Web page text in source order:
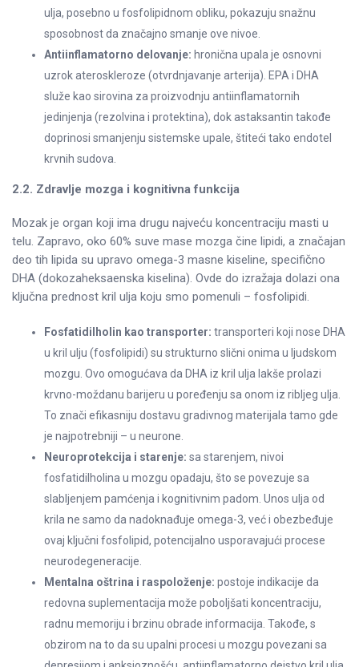
ulja, posebno u fosfolipidnom obliku, pokazuju snažnu
sposobnost da značajno smanje ove nivoe.
Antiinflamatorno delovanje: hronična upala je osnovni
uzrok ateroskleroze (otvrdnjavanje arterija). EPA i DHA
služe kao sirovina za proizvodnju antiinflamatornih
jedinjenja (rezolvina i protektina), dok astaksantin takođe
doprinosi smanjenju sistemske upale, štiteći tako endotel
krvnih sudova.
2.2. Zdravlje mozga i kognitivna funkcija
Mozak je organ koji ima drugu najveću koncentraciju masti u
telu. Zapravo, oko 60% suve mase mozga čine lipidi, a značajan
deo tih lipida su upravo omega-3 masne kiseline, specifično
DHA (dokozaheksaenska kiselina). Ovde do izražaja dolazi ona
ključna prednost kril ulja koju smo pomenuli – fosfolipidi.
Fosfatidilholin kao transporter: transporteri koji nose DHA
u kril ulju (fosfolipidi) su strukturno slični onima u ljudskom
mozgu. Ovo omogućava da DHA iz kril ulja lakše prolazi
krvno-moždanu barijeru u poređenju sa onom iz ribljeg ulja.
To znači efikasniju dostavu gradivnog materijala tamo gde
je najpotrebniji – u neurone.
Neuroprotekcija i starenje: sa starenjem, nivoi
fosfatidilholina u mozgu opadaju, što se povezuje sa
slabljenjem pamćenja i kognitivnim padom. Unos ulja od
krila ne samo da nadoknađuje omega-3, već i obezbeđuje
ovaj ključni fosfolipid, potencijalno usporavajući procese
neurodegeneracije.
Mentalna oštrina i raspoloženje: postoje indikacije da
redovna suplementacija može poboljšati koncentraciju,
radnu memoriju i brzinu obrade informacija. Takođe, s
obzirom na to da su upalni procesi u mozgu povezani sa